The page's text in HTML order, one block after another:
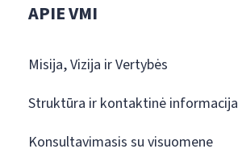
APIE VMI
Misija, Vizija ir Vertybės
Struktūra ir kontaktinė informacija
Konsultavimasis su visuomene